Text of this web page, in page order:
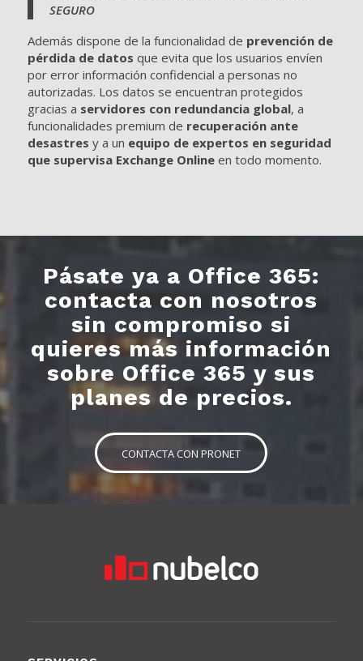
SEGURO
Además dispone de la funcionalidad de prevención de
pérdida de datos que evita que los usuarios envíen
por error información confidencial a personas no
autorizadas. Los datos se encuentran protegidos
gracias a servidores con redundancia global, a
funcionalidades premium de recuperación ante
desastres y a un equipo de expertos en seguridad
que supervisa Exchange Onlineen todo momento.
Pásate ya a Office 365:
contacta con nosotros
sin compromiso si
quieres más información
sobre Office 365 y sus
planes de precios.
CONTACTA CON PRONET